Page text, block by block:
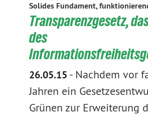
Solides Fundament,
Transparenzgesetz,
des
26.05.15 - Nachdem vor
Jahren ein
Grünen zur Erweiterung